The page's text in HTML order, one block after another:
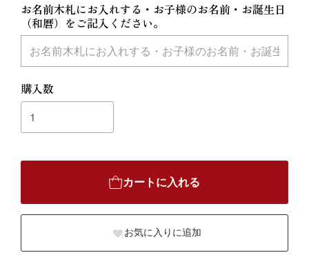
お名前木札にお入れする・お子様のお名前・お誕生日
（和暦）をご記入ください。
購入数
カートに入れる
お気に入りに追加